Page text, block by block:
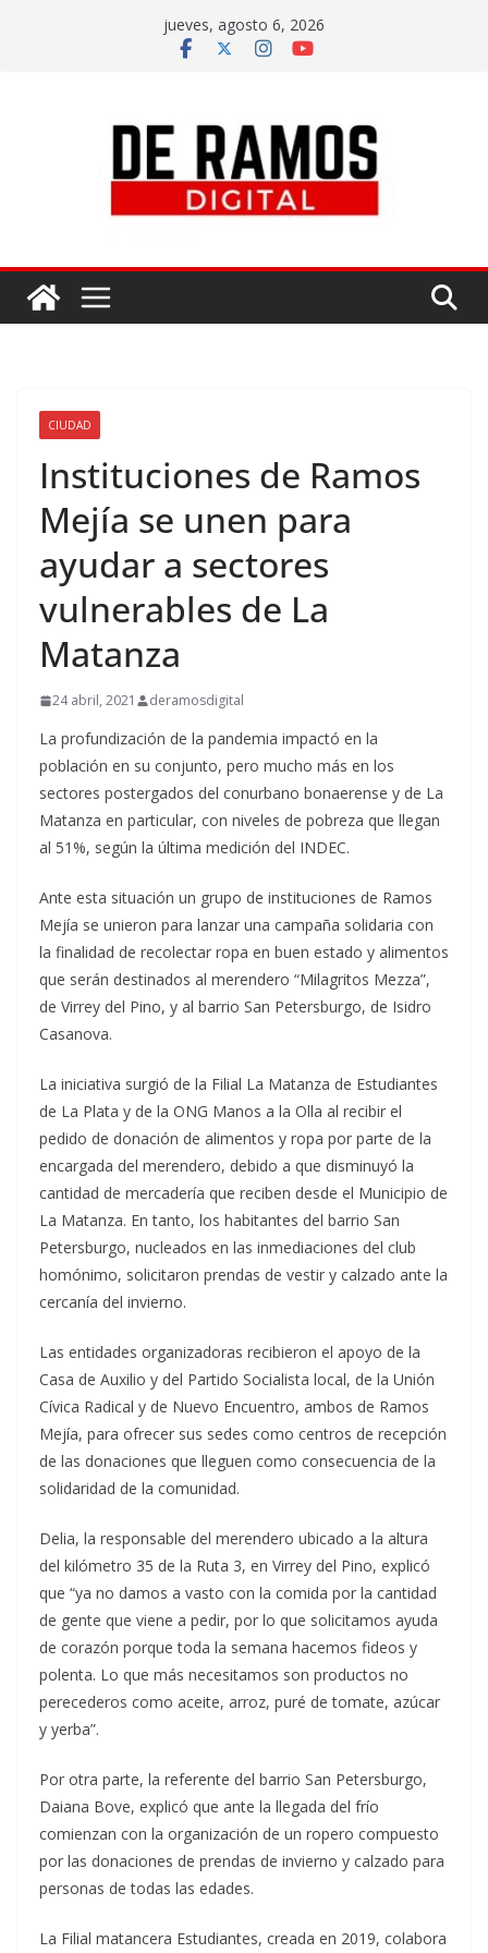
jueves, agosto 6, 2026
CIUDAD
Instituciones de Ramos
Mejía se unen para
ayudar a sectores
vulnerables de La
Matanza
24 abril, 2021 deramosdigital
La profundización de la pandemia impactó en la
población en su conjunto, pero mucho más en los
sectores postergados del conurbano bonaerense y de La
Matanza en particular, con niveles de pobreza que llegan
al 51%, según la última medición del INDEC.
Ante esta situación un grupo de instituciones de Ramos
Mejía se unieron para lanzar una campaña solidaria con
la finalidad de recolectar ropa en buen estado y alimentos
que serán destinados al merendero “Milagritos Mezza”,
de Virrey del Pino, y al barrio San Petersburgo, de Isidro
Casanova.
La iniciativa surgió de la Filial La Matanza de Estudiantes
de La Plata y de la ONG Manos a la Olla al recibir el
pedido de donación de alimentos y ropa por parte de la
encargada del merendero, debido a que disminuyó la
cantidad de mercadería que reciben desde el Municipio de
La Matanza. En tanto, los habitantes del barrio San
Petersburgo, nucleados en las inmediaciones del club
homónimo, solicitaron prendas de vestir y calzado ante la
cercanía del invierno.
Las entidades organizadoras recibieron el apoyo de la
Casa de Auxilio y del Partido Socialista local, de la Unión
Cívica Radical y de Nuevo Encuentro, ambos de Ramos
Mejía, para ofrecer sus sedes como centros de recepción
de las donaciones que lleguen como consecuencia de la
solidaridad de la comunidad.
Delia, la responsable del merendero ubicado a la altura
del kilómetro 35 de la Ruta 3, en Virrey del Pino, explicó
que “ya no damos a vasto con la comida por la cantidad
de gente que viene a pedir, por lo que solicitamos ayuda
de corazón porque toda la semana hacemos fideos y
polenta. Lo que más necesitamos son productos no
perecederos como aceite, arroz, puré de tomate, azúcar
y yerba”.
Por otra parte, la referente del barrio San Petersburgo,
Daiana Bove, explicó que ante la llegada del frío
comienzan con la organización de un ropero compuesto
por las donaciones de prendas de invierno y calzado para
personas de todas las edades.
La Filial matancera Estudiantes, creada en 2019, colabora